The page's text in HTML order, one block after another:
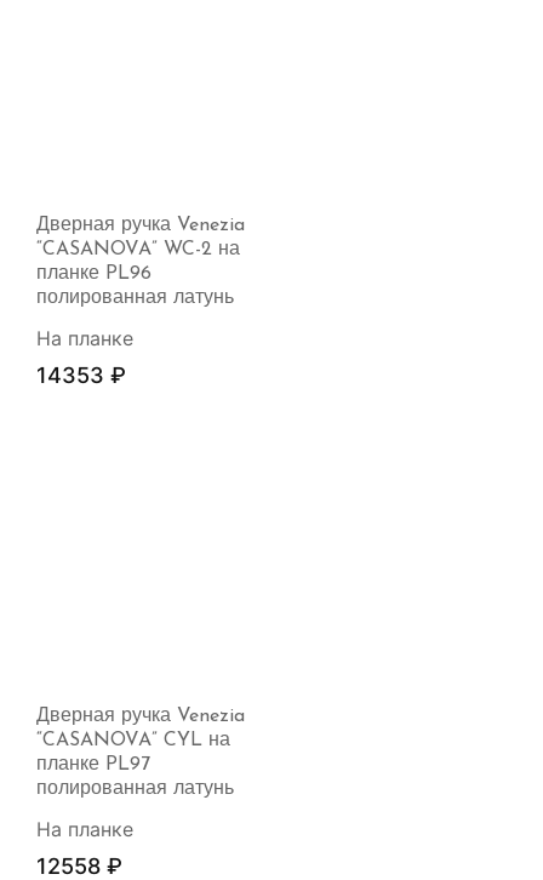
Дверная ручка Venezia
“CASANOVA” WC-2 на
планке PL96
полированная латунь
На планке
14353 ₽
Дверная ручка Venezia
“CASANOVA” CYL на
планке PL97
полированная латунь
На планке
12558 ₽